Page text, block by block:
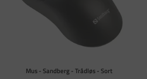
Mus - Sandberg - Trådløs - Sort